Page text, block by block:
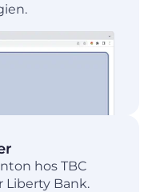
hos TBC
Liberty Bank.